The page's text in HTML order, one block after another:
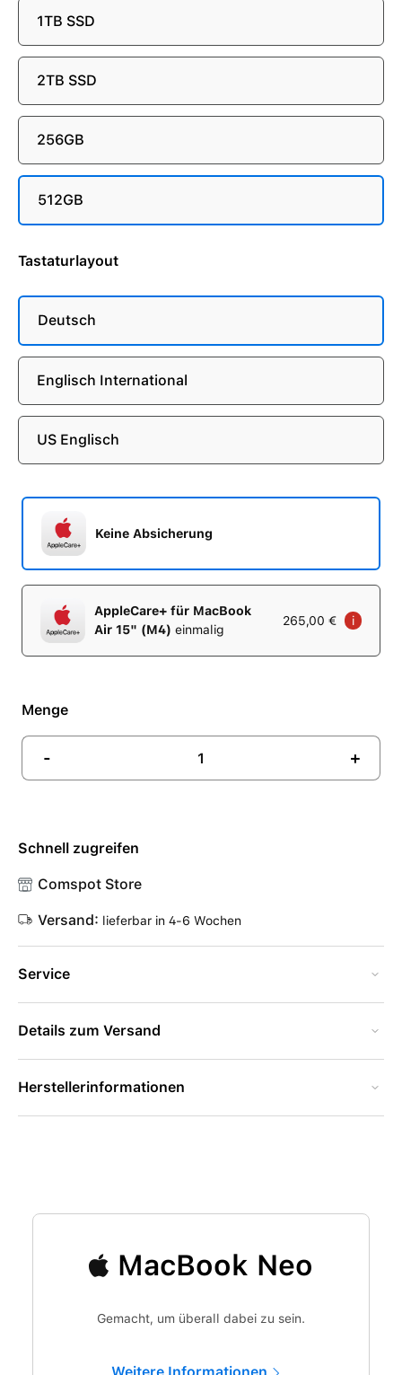
1TB SSD
2TB SSD
256GB
512GB
Tastaturlayout
Deutsch
Englisch International
US Englisch
Keine Absicherung
AppleCare+ für MacBook
Air 15" (M4) einmalig
265,00 € i
Menge
- +
Schnell zugreifen
Comspot Store
Versand: lieferbar in 4-6 Wochen
Service
Details zum Versand
Herstellerinformationen
MacBook Neo
Gemacht, um überall dabei zu sein.